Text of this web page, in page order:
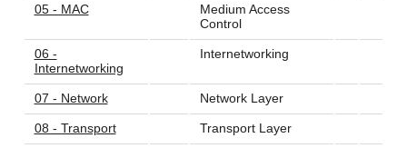
05 - MAC
Medium Access
Control
06 -
Internetworking
Internetworking
07 - Network Network Layer
08 - Transport Transport Layer